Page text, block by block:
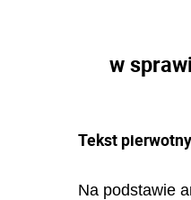
w
Tekst pierwotny
Na podstawie